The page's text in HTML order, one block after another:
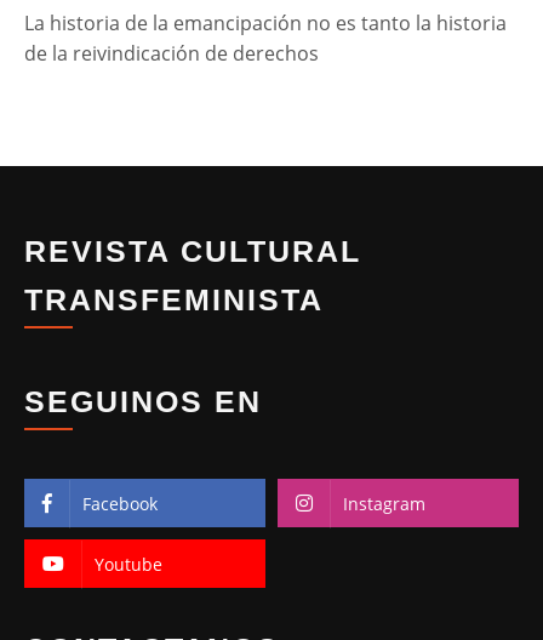
La historia de la emancipación no es tanto la historia
de la reivindicación de derechos
REVISTA CULTURAL
TRANSFEMINISTA
SEGUINOS EN
Facebook Instagram
Youtube